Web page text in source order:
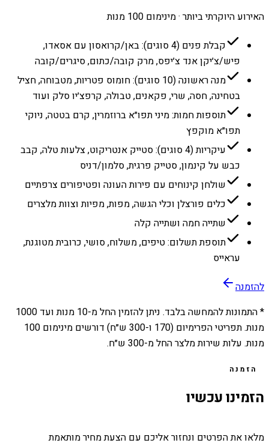
האירוע היוקרתי ביותר · מינימום 100 מנות
קבלת פנים (4 סוגים): באן/קרואסון עם אסאדו,
פיש/צ׳יקן אנד צ׳יפס, מרק קובה/כתום, סיגרים/קובה
מנה ראשונה (10 סוגים): חומוס פטריות, מטבוחה, חציל
בטחינה, חסה, שרי, פקאנים, טבולה, קרפצ׳יו סלק ועוד
תוספות חמות: מיני תפו״א ברוזמרין, קרם בטטה, ניוקי
תפו״א מוקפץ
עיקריות (4 סוגים): סטייק אנטריקוט, צלעות טלה, קבב
כבש על קינמון, סטייק פרגית, סלמון/דניס
שולחן קינוחים עם פירות העונה ופטיפורים צרפתיים
כלים פורצלן וכלי הגשה, מפות, מפיות וצוות מלצרים
שתייה חמה ושתייה קלה
תוספת תשלום: טיפים, משלוח, סושי, כרובית מטוגנת,
עראייס
להזמנה
* התמונות להמחשה בלבד. ניתן להזמין החל מ-10 מנות ועד 1000
מנות. תפריטי הפרימיום (170 ו-300 ש״ח) דורשים מינימום 100
מנות. עלות שירות מלצר החל מ-300 ש״ח.
הזמנה
הזמינו עכשיו
מלאו את הפרטים ונחזור אליכם עם הצעת מחיר מותאמת